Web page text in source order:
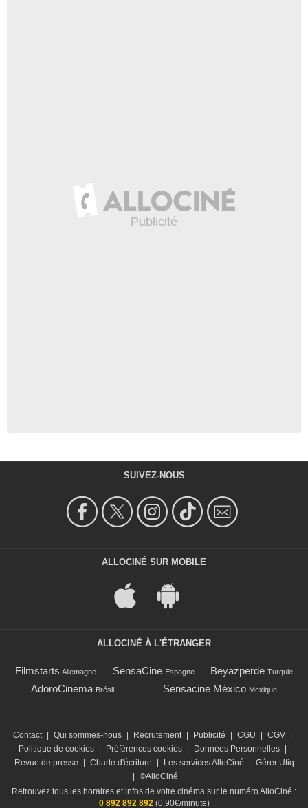
SUIVEZ-NOUS
ALLOCINÉ SUR MOBILE
ALLOCINÉ À L'ÉTRANGER
Filmstarts Allemagne SensaCine Espagne Beyazperde Turquie
AdoroCinema Brésil Sensacine México Mexique
Contact Qui sommes-nous Recrutement Publicité CGU CGV
Politique de cookies
Préférences cookies Données Personnelles
Revue de presse
Charte d'écriture Les services AlloCiné
Gérer Utiq
©AlloCiné
Retrouvez tous les horaires et infos de votre cinéma sur le numéro AlloCiné :
0 892 892 892(0,90€/minute)